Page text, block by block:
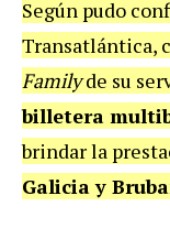
Según pudo
Transatlántica,
Familyde su
billetera
brindar la
Galicia y